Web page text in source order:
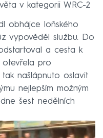
v kategorii WRC-2
obhájce loňského
vypověděl službu. Do
a cesta k
otevřela pro
tak našlápnuto oslavit
nejlepším možným
šest nedělních